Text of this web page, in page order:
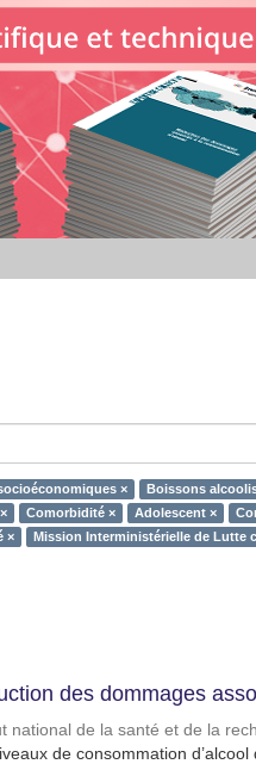
× Boissons
Comorbidité × Adolescent ×
×
Mission Interministérielle de Lutte
des dommages
national de la santé et de la
de consommation